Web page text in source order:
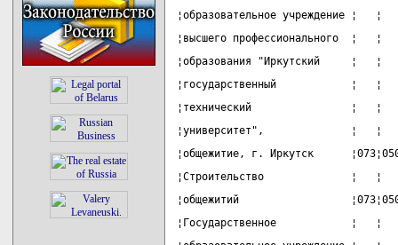
¦образовательное
¦высшего
¦образования "Иркутский
¦государственный
¦технический                ¦
¦университет",              ¦
¦общежитие, г. Иркутск
¦Строительство              ¦
¦общежитий
¦Государственное